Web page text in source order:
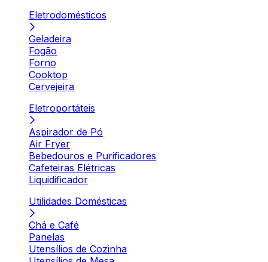
Eletrodomésticos
Geladeira
Fogão
Forno
Cooktop
Cervejeira
Eletroportáteis
Aspirador de Pó
Air Fryer
Bebedouros e Purificadores
Cafeteiras Elétricas
Liquidificador
Utilidades Domésticas
Chá e Café
Panelas
Utensílios de Cozinha